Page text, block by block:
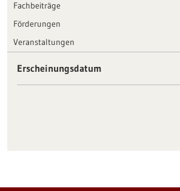
Fachbeiträge
Förderungen
Veranstaltungen
Erscheinungsdatum